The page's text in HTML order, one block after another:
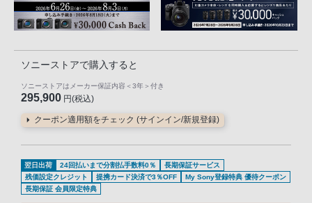
ソニーストアで購入すると
ソニーストアはメーカー保証内容 ＜3年＞ 付き
295,900 円(税込)
クーポン適用額をチェック (サインイン/新規登録)
翌日出荷 24回払いまで分割払手数料0％
長期保証サービス
残価設定クレジット
提携カード決済で3％OFF
My Sony登録特典 優待クーポン
長期保証 会員限定特典